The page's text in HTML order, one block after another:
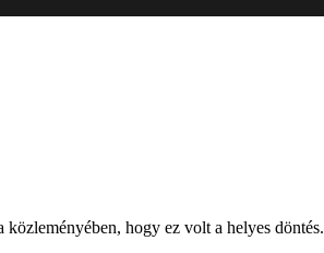
hogy ez volt a helyes döntés.